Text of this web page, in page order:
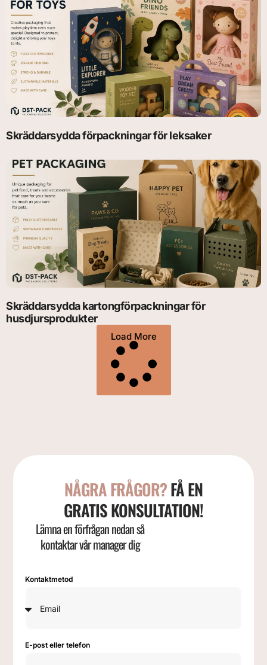
Skräddarsydda förpackningar för leksaker
Skräddarsydda kartongförpackningar för
husdjursprodukter
Load More
NÅGRA FRÅGOR?FÅ EN
GRATIS KONSULTATION!
Lämna en förfrågan nedan så
kontaktar vår manager dig
Kontaktmetod
E-post eller telefon